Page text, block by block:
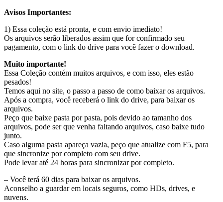
Avisos Importantes:
1) Essa coleção está pronta, e com envio imediato!
Os arquivos serão liberados assim que for confirmado seu
pagamento, com o link do drive para você fazer o download.
Muito importante!
Essa Coleção contém muitos arquivos, e com isso, eles estão
pesados!
Temos aqui no site, o passo a passo de como baixar os arquivos.
Após a compra, você receberá o link do drive, para baixar os
arquivos.
Peço que baixe pasta por pasta, pois devido ao tamanho dos
arquivos, pode ser que venha faltando arquivos, caso baixe tudo
junto.
Caso alguma pasta apareça vazia, peço que atualize com F5, para
que sincronize por completo com seu drive.
Pode levar até 24 horas para sincronizar por completo.
– Você terá 60 dias para baixar os arquivos.
Aconselho a guardar em locais seguros, como HDs, drives, e
nuvens.